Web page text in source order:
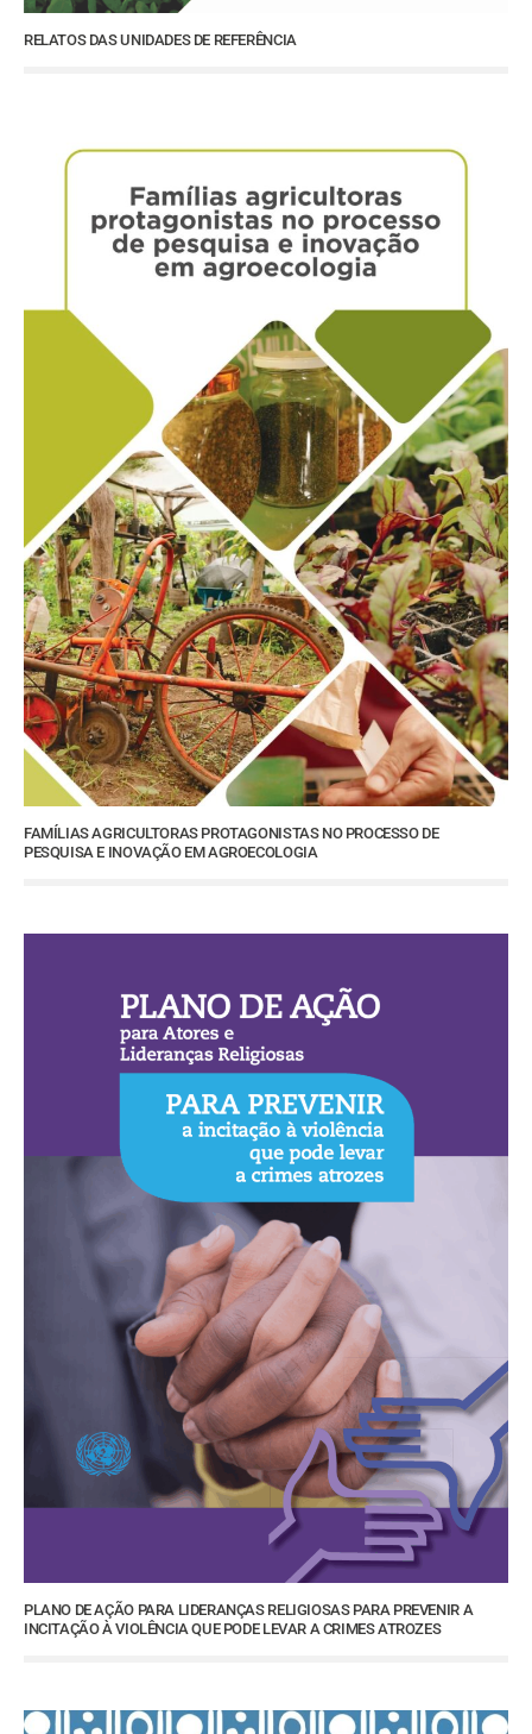
RELATOS DAS UNIDADES DE REFERÊNCIA
FAMÍLIAS AGRICULTORAS PROTAGONISTAS NO PROCESSO DE
PESQUISA E INOVAÇÃO EM AGROECOLOGIA
PLANO DE AÇÃO PARA LIDERANÇAS RELIGIOSAS PARA PREVENIR A
INCITAÇÃO À VIOLÊNCIA QUE PODE LEVAR A CRIMES ATROZES